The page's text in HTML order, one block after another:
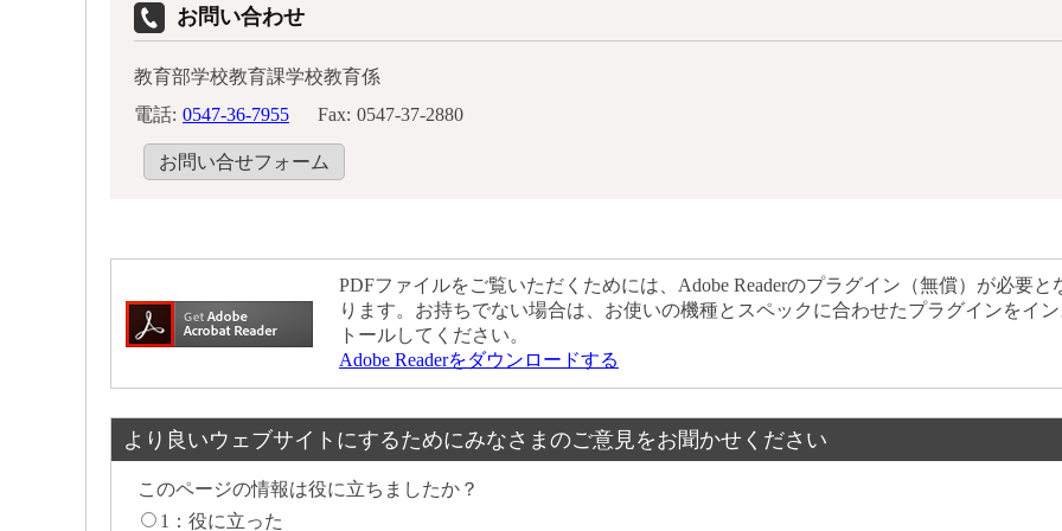
お問い合わせ
教育部学校教育課学校教育係
電話: 0547-36-7955 Fax: 0547-37-2880
お問い合せフォーム
PDFファイルをご覧いただくためには、Adobe Readerのプラグイン（無償）が必要と
ります。お持ちでない場合は、お使いの機種とスペックに合わせたプラグインをイ
トールしてください。
Adobe Readerをダウンロードする
より良いウェブサイトにするためにみなさまのご意見をお聞かせください
このページの情報は役に立ちましたか？
1：役に立った